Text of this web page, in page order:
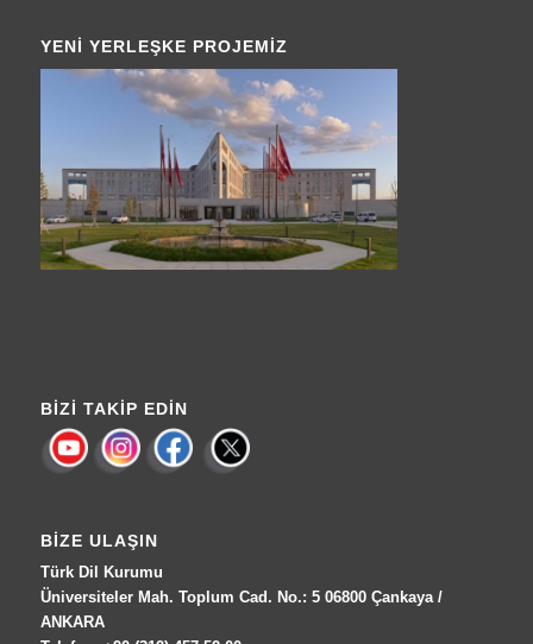
YENI YERLEŞKE PROJEMIZ
BIZI TAKIP EDIN
BIZE ULAŞIN
Türk Dil Kurumu
Üniversiteler Mah. Toplum Cad. No.: 5 06800 Çankaya /
ANKARA